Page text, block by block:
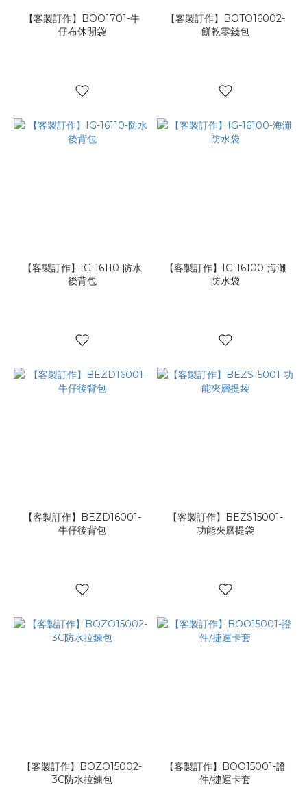
【客製訂作】BOO1701-牛
仔布休閒袋
【客製訂作】BOTO16002-
餅乾零錢包
【客製訂作】IG-16110-防水
後背包
【客製訂作】IG-16100-海灘
防水袋
【客製訂作】BEZD16001-
牛仔後背包
【客製訂作】BEZS15001-
功能夾層提袋
【客製訂作】BOZO15002-
3C防水拉鍊包
【客製訂作】BOO15001-證
件/捷運卡套